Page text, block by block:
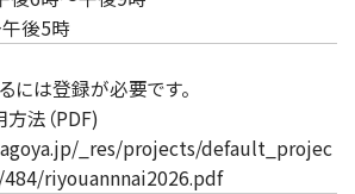
午後5時
には登録が必要です。
法（PDF)
_res/projects/default_projec
riyouannnai2026.pdf